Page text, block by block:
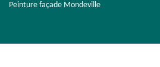
Peinture façade Mondeville